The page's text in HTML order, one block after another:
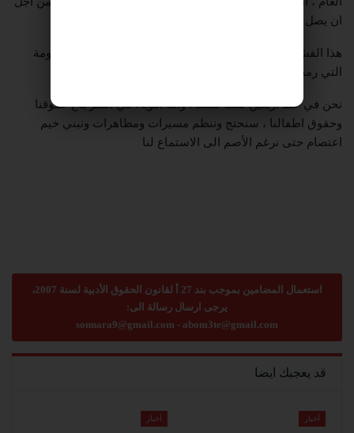
ان يصل الى مقعد الدراسة .
هذا الفشل على عاتق وزارة التربية والتعليم وعلى عاتق الحكومة
التي رمت هؤلاء الى مصير مجهول .
نحن في خط اربعين لسنا ضعفاء واننا اقوياء في استرجاع حقوقنا
وحقوق اطفالنا ، سنحتج وننظم مسيرات ومظاهرات ونبني خيم
اعتصام حتى نرغم الأصم الى الاستماع لنا
استعمال المضامين بموجب بند 27 أ لقانون الحقوق الأدبية لسنة 2007،
يرجى ارسال رسالة الى:
sonnara9@gmail.com - abom3te@gmail.com
قد يعجبك ايضا
أخبار أخبار